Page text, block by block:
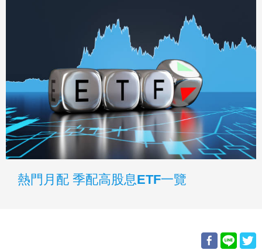
熱門月配 季配高股息ETF一覽